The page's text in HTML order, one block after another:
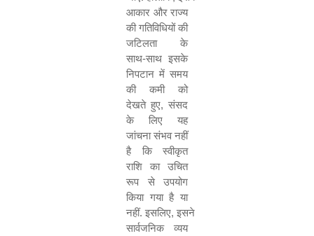
आकार और राज्य
की गतिविधियों की
जटिलता के
साथ-साथ इसके
निपटान में समय
की कमी को
देखते हुए, संसद
के लिए यह
जांचना संभव नहीं
है कि स्वीकृत
राशि का उचित
रूप से उपयोग
किया गया है या
नहीं. इसलिए, इसने
सार्वजनिक व्यय